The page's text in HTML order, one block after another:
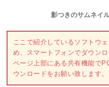
影つきのサムネイ
ここで紹介しているソフトウ
め、スマートフォンでダウン
ページ上部にある共有機能で
ウンロードをお願い致します。